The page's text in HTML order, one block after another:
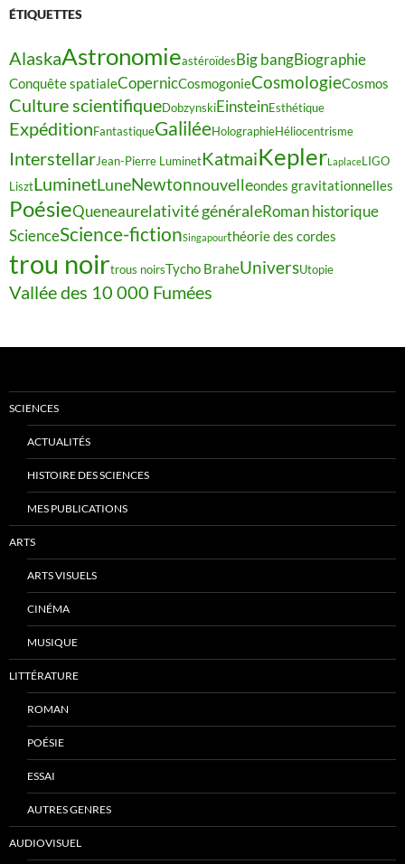
ÉTIQUETTES
AlaskaAstronomieastéroïdesBig bangBiographie
Conquête spatialeCopernicCosmogonieCosmologieCosmos
Culture scientifiqueDobzynskiEinsteinEsthétique
ExpéditionFantastiqueGaliléeHolographieHéliocentrisme
InterstellarJean-Pierre LuminetKatmaiKeplerLaplaceLIGO
LisztLuminetLuneNewtonnouvelleondes gravitationnelles
PoésieQueneaurelativité généraleRoman historique
ScienceScience-fictionSingapourthéorie des cordes
trou noirtrous noirsTycho BraheUniversUtopie
Vallée des 10 000 Fumées
SCIENCES
ACTUALITÉS
HISTOIRE DES SCIENCES
MES PUBLICATIONS
ARTS
ARTS VISUELS
CINÉMA
MUSIQUE
LITTÉRATURE
ROMAN
POÉSIE
ESSAI
AUTRES GENRES
AUDIOVISUEL